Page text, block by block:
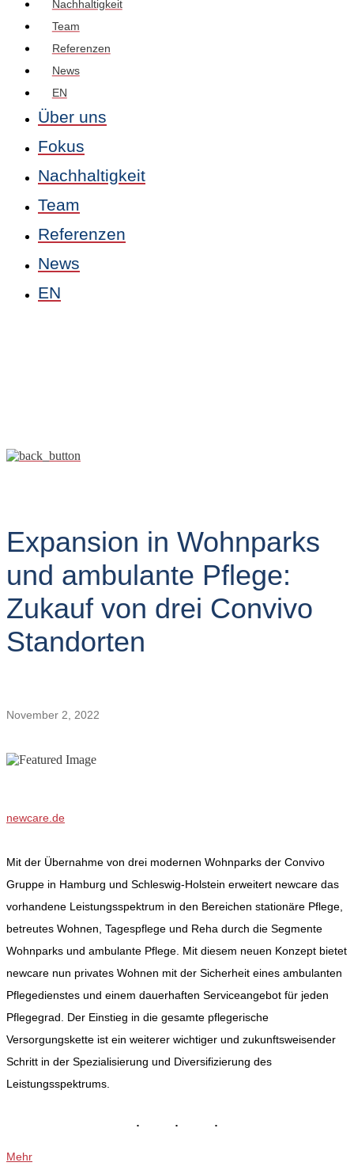
Nachhaltigkeit
Team
Referenzen
News
EN
Über uns
Fokus
Nachhaltigkeit
Team
Referenzen
News
EN
Expansion in Wohnparks
und ambulante Pflege:
Zukauf von drei Convivo
Standorten
November 2, 2022
newcare. de
Mit der Übernahme von drei modernen Wohnparks der Convivo
Gruppe in Hamburg und Schleswig-Holstein erweitert newcare das
vorhandene Leistungsspektrum in den Bereichen stationäre Pflege,
betreutes Wohnen, Tagespflege und Reha durch die Segmente
Wohnparks und ambulante Pflege. Mit diesem neuen Konzept bietet
newcare nun privates Wohnen mit der Sicherheit eines ambulanten
Pflegedienstes und einem dauerhaften Serviceangebot für jeden
Pflegegrad. Der Einstieg in die gesamte pflegerische
Versorgungskette ist ein weiterer wichtiger und zukunftsweisender
Schritt in der Spezialisierung und Diversifizierung des
Leistungsspektrums.
Mehr